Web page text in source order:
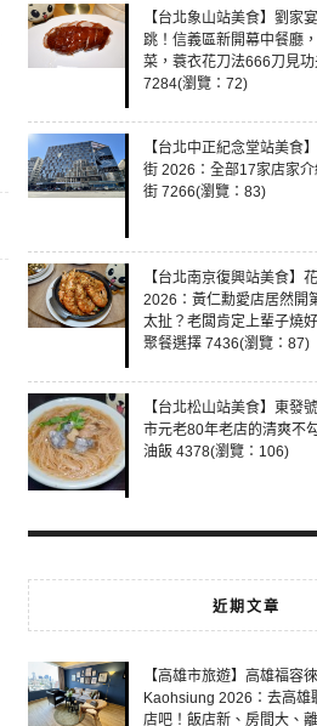
【台北象山站美食】劉家
跳！信義區新開幕中餐廳
菜，蓑衣花刀法666刀見
7284(瀏覽：72)
【台北中正紀念堂站美食
街 2026：全部17家店家
街 7266(瀏覽：83)
【台北南京復興站美食】
2026：黃仁勳愛店居然開
太扯？老闆肯定上輩子燒
聚餐選擇 7436(瀏覽：87)
【台北松山站美食】東發
市元老80年老店的清爽不
油飯 4378(瀏覽：106)
近期文章
【高雄市旅遊】高雄福容
Kaohsiung 2026：去高雄
店吧！飯店新、房間大、